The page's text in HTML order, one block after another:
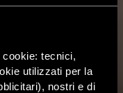
tecnici,
utilizzati per la
nostri e di